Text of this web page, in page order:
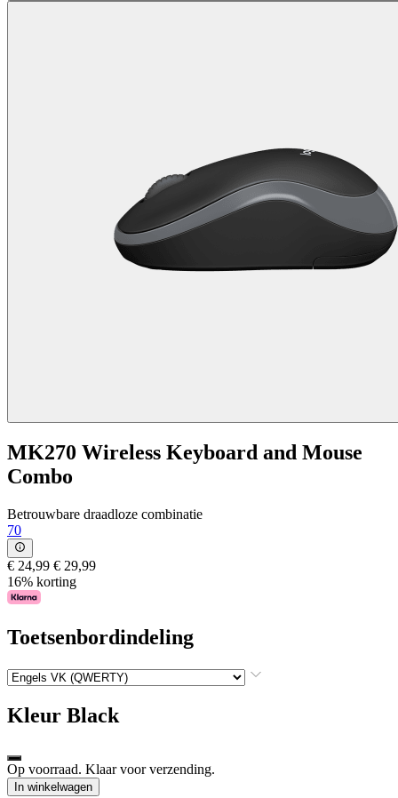
MK270 Wireless Keyboard and Mouse
Combo
Betrouwbare draadloze combinatie
70
€ 24,99 € 29,99
16% korting
Toetsenbordindeling
Kleur Black
Op voorraad. Klaar voor verzending.
In winkelwagen